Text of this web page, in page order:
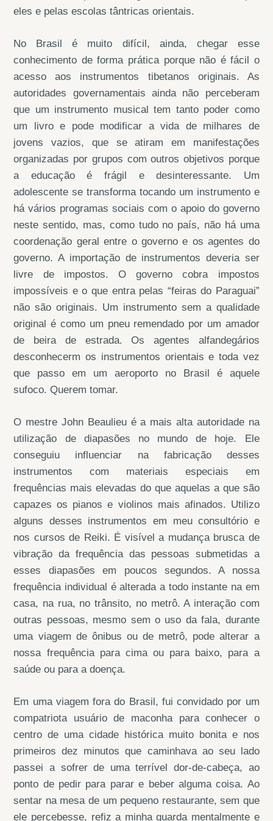
eles e pelas escolas tântricas orientais.
No Brasil é muito difícil, ainda, chegar esse
conhecimento de forma prática porque não é fácil o
acesso aos instrumentos tibetanos originais. As
autoridades governamentais ainda não perceberam
que um instrumento musical tem tanto poder como
um livro e pode modificar a vida de milhares de
jovens vazios, que se atiram em manifestações
organizadas por grupos com outros objetivos porque
a educação é frágil e desinteressante. Um
adolescente se transforma tocando um instrumento e
há vários programas sociais com o apoio do governo
neste sentido, mas, como tudo no país, não há uma
coordenação geral entre o governo e os agentes do
governo. A importação de instrumentos deveria ser
livre de impostos. O governo cobra impostos
impossíveis e o que entra pelas “feiras do Paraguai”
não são originais. Um instrumento sem a qualidade
original é como um pneu remendado por um amador
de beira de estrada. Os agentes alfandegários
desconhecerm os instrumentos orientais e toda vez
que passo em um aeroporto no Brasil é aquele
sufoco. Querem tomar.
O mestre John Beaulieu é a mais alta autoridade na
utilização de diapasões no mundo de hoje. Ele
conseguiu influenciar na fabricação desses
instrumentos com materiais especiais em
frequências mais elevadas do que aquelas a que são
capazes os pianos e violinos mais afinados. Utilizo
alguns desses instrumentos em meu consultório e
nos cursos de Reiki. É visível a mudança brusca de
vibração da frequência das pessoas submetidas a
esses diapasões em poucos segundos. A nossa
frequência individual é alterada a todo instante na em
casa, na rua, no trânsito, no metrô. A interação com
outras pessoas, mesmo sem o uso da fala, durante
uma viagem de ônibus ou de metrô, pode alterar a
nossa frequência para cima ou para baixo, para a
saúde ou para a doença.
Em uma viagem fora do Brasil, fui convidado por um
compatriota usuário de maconha para conhecer o
centro de uma cidade histórica muito bonita e nos
primeiros dez minutos que caminhava ao seu lado
passei a sofrer de uma terrível dor-de-cabeça, ao
ponto de pedir para parar e beber alguma coisa. Ao
sentar na mesa de um pequeno restaurante, sem que
ele percebesse, refiz a minha guarda mentalmente e